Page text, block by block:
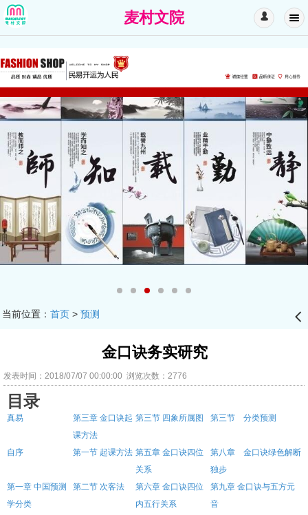
麦村文院 󰄭
当前位置： 首页> 预测 󰊒
金口诀务实研究
发表时间：2018/07/07 00:00:00 浏览次数：2776
目录
真易 第三章 金口诀起
课方法
第三节 四象所属图 第三节 分类预测
自序 第一节 起课方法 第五章 金口诀四位
关系
第八章 金口诀绿色解断
独步
第一章 中国预测
学分类
第二节 次客法 第六章 金口诀四位
内五行关系
第九章 金口诀与五方元
音